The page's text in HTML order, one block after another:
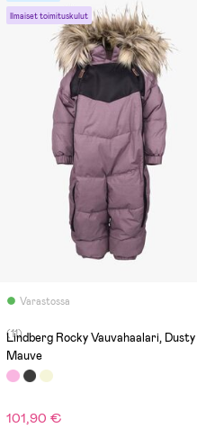
Ilmaiset toimituskulut
Varastossa
(11)
Lindberg Rocky Vauvahaalari, Dusty
Mauve
101,90 €